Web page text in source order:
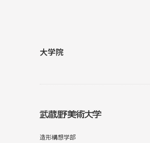
大学院
造形構想学部